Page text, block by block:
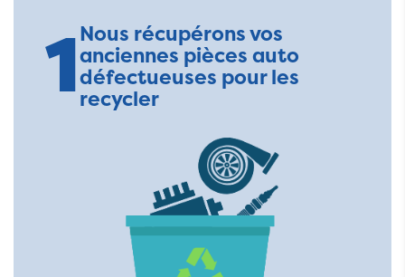
1Nous récupérons vos
anciennes pièces auto
défectueuses pour les
recycler